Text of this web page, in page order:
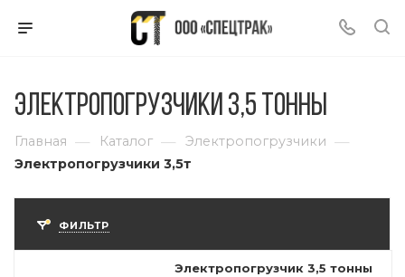
Электропогрузчики 3,5 тонны
Главная — Каталог — Электропогрузчики —
Электропогрузчики 3,5т
ФИЛЬТР
Электропогрузчик 3,5 тонны